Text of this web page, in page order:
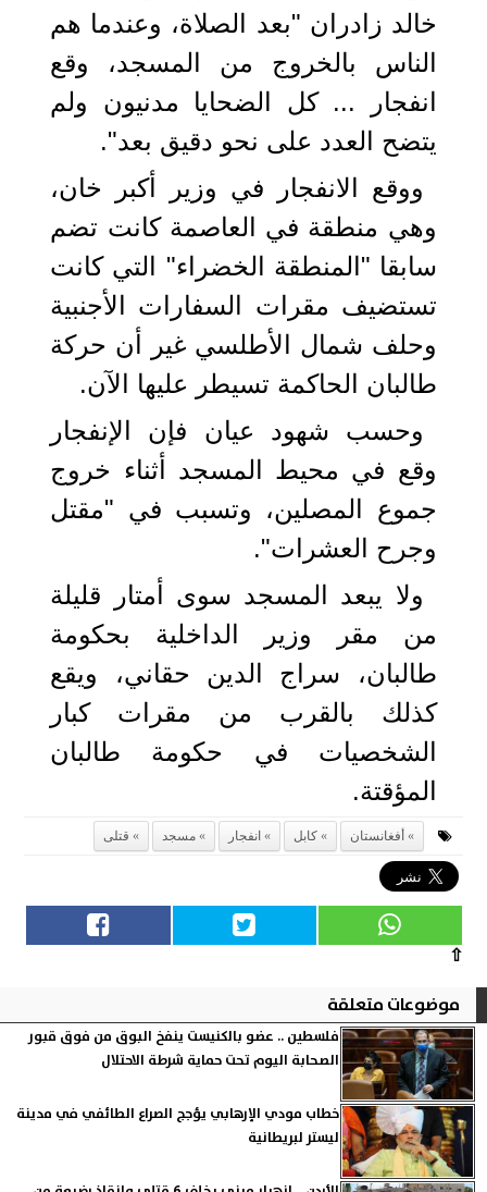
خالد زادران "بعد الصلاة، وعندما هم
الناس بالخروج من المسجد، وقع
انفجار ... كل الضحايا مدنيون ولم
يتضح العدد على نحو دقيق بعد".
ووقع الانفجار في وزير أكبر خان،
وهي منطقة في العاصمة كانت تضم
سابقا "المنطقة الخضراء" التي كانت
تستضيف مقرات السفارات الأجنبية
وحلف شمال الأطلسي غير أن حركة
طالبان الحاكمة تسيطر عليها الآن.
وحسب شهود عيان فإن الإنفجار
وقع في محيط المسجد أثناء خروج
جموع المصلين، وتسبب في "مقتل
وجرح العشرات".
ولا يبعد المسجد سوى أمتار قليلة
من مقر وزير الداخلية بحكومة
طالبان، سراج الدين حقاني، ويقع
كذلك بالقرب من مقرات كبار
الشخصيات في حكومة طالبان
المؤقتة.
أفغانستان كابل انفجار مسجد قتلى
⇧
موضوعات متعلقة
فلسطين .. عضو بالكنيست ينفخ البوق من فوق قبور
الصحابة اليوم تحت حماية شرطة الاحتلال
خطاب مودي الإرهابي يؤجج الصراع الطائفي في مدينة
ليستر لبريطانية